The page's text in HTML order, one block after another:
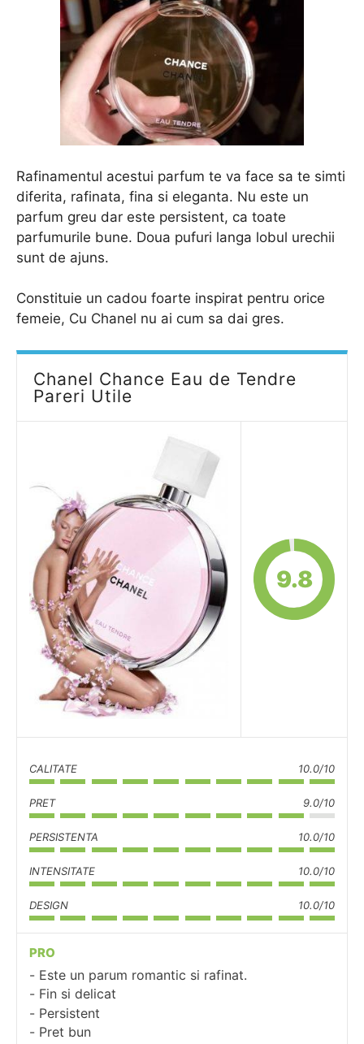
Rafinamentul acestui parfum te va face sa te simti
diferita, rafinata, fina si eleganta. Nu este un
parfum greu dar este persistent, ca toate
parfumurile bune. Doua pufuri langa lobul urechii
sunt de ajuns.
Constituie un cadou foarte inspirat pentru orice
femeie, Cu Chanel nu ai cum sa dai gres.
Chanel Chance Eau de Tendre
Pareri Utile
9.8
CALITATE 10.0/10
PRET 9.0/10
PERSISTENTA 10.0/10
INTENSITATE 10.0/10
DESIGN 10.0/10
PRO
Este un parum romantic si rafinat.
Fin si delicat
Persistent
Pret bun